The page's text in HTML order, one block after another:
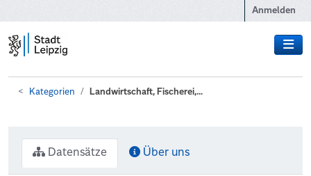
Anmelden
Kategorien Landwirtschaft, Fischerei,...
Datensätze Über uns